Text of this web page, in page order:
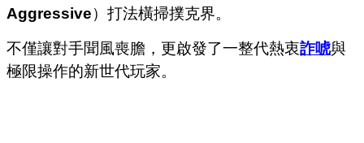
Aggressive）打法橫掃撲克界。
不僅讓對手聞風喪膽，更啟發了一整代熱衷詐唬與
極限操作的新世代玩家。